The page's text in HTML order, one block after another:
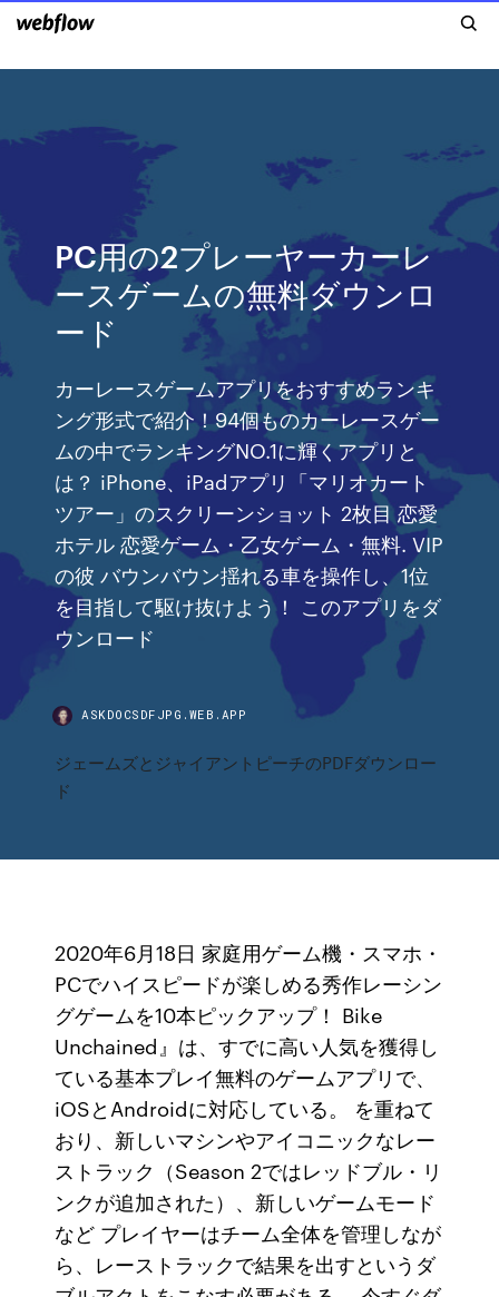
PC用の2プレーヤーカーレ
ースゲームの無料ダウンロ
ード
カーレースゲームアプリをおすすめランキ
ング形式で紹介！94個ものカーレースゲー
ムの中でランキングNO.1に輝くアプリと
は？ iPhone、iPadアプリ「マリオカート
ツアー」のスクリーンショット 2枚目 恋愛
ホテル 恋愛ゲーム・乙女ゲーム・無料. VIP
の彼 バウンバウン揺れる車を操作し、1位
を目指して駆け抜けよう！ このアプリをダ
ウンロード
ASKDOCSDFJPG.WEB.APP
ジェームズとジャイアントピーチのPDFダウンロー
ド
2020年6月18日 家庭用ゲーム機・スマホ・
PCでハイスピードが楽しめる秀作レーシン
グゲームを10本ピックアップ！ Bike
Unchained』は、すでに高い人気を獲得し
ている基本プレイ無料のゲームアプリで、
iOSとAndroidに対応している。 を重ねて
おり、新しいマシンやアイコニックなレー
ストラック（Season 2ではレッドブル・リ
ンクが追加された）、新しいゲームモード
など プレイヤーはチーム全体を管理しなが
ら、レーストラックで結果を出すというダ